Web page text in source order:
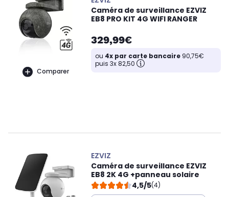
Comparer
Caméra de surveillance EZVIZ
EB8 PRO KIT 4G WIFI RANGER
329,99€
ou 4x par carte bancaire 90,75€
puis 3x 82,50
EZVIZ
Caméra de surveillance EZVIZ
EB8 2K 4G +panneau solaire
4,5/5(4)